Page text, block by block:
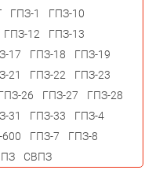
ГПЗ-1
ГПЗ-10
ГПЗ-12
ГПЗ-13
17 ГПЗ-18
ГПЗ-19
21 ГПЗ-22
ГПЗ-23
26 ГПЗ-27
ГПЗ-28
31 ГПЗ-33
ГПЗ-4
ГПЗ-7
ГПЗ-8
СВПЗ